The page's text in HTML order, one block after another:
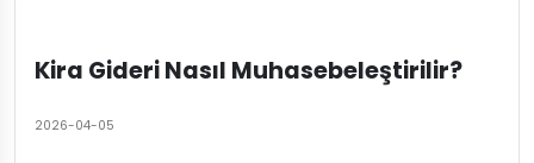
Kira Gideri Nasıl Muhasebeleştirilir?
2026-04-05